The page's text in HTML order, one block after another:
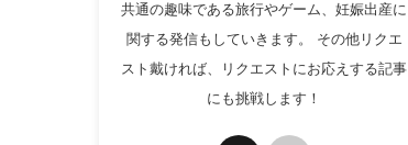
共通の趣味である旅行やゲーム、妊娠出産に
関する発信もしていきます。 その他リクエ
スト戴ければ、リクエストにお応えする記事
にも挑戦します！